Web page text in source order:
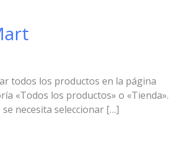
todos los productos en la página
«Todos los productos» o «Tienda».
necesita seleccionar […]